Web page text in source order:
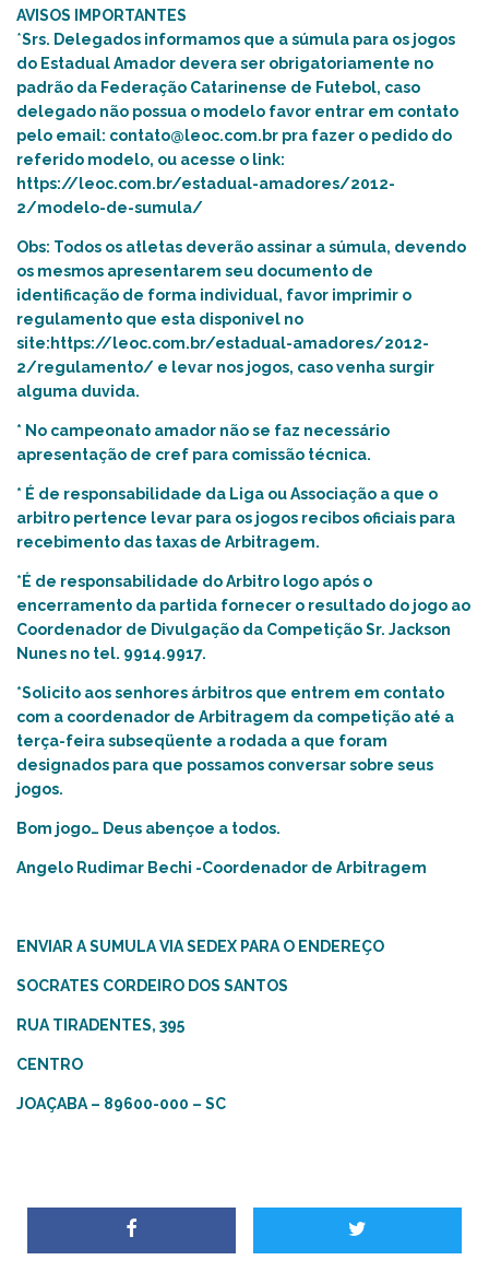
AVISOS IMPORTANTES
*Srs. Delegados informamos que a súmula para os jogos
do Estadual Amador devera ser obrigatoriamente no
padrão da Federação Catarinense de Futebol, caso
delegado não possua o modelo favor entrar em contato
pelo email: contato@leoc.com.br pra fazer o pedido do
referido modelo, ou acesse o link:
https://leoc.com.br/estadual-amadores/2012-
2/modelo-de-sumula/
Obs: Todos os atletas deverão assinar a súmula, devendo
os mesmos apresentarem seu documento de
identificação de forma individual, favor imprimir o
regulamento que esta disponivel no
site: https://leoc.com.br/estadual-amadores/2012-
2/regulamento/ e levar nos jogos, caso venha surgir
alguma duvida.
* No campeonato amador não se faz necessário
apresentação de cref para comissão técnica.
* É de responsabilidade da Liga ou Associação a que o
arbitro pertence levar para os jogos recibos oficiais para
recebimento das taxas de Arbitragem.
*É de responsabilidade do Arbitro logo após o
encerramento da partida fornecer o resultado do jogo ao
Coordenador de Divulgação da Competição Sr. Jackson
Nunes no tel. 9914.9917.
*Solicito aos senhores árbitros que entrem em contato
com a coordenador de Arbitragem da competição até a
terça-feira subseqüente a rodada a que foram
designados para que possamos conversar sobre seus
jogos.
Bom jogo… Deus abençoe a todos.
Angelo Rudimar Bechi -Coordenador de Arbitragem
ENVIAR A SUMULA VIA SEDEX PARA O ENDEREÇO
SOCRATES CORDEIRO DOS SANTOS
RUA TIRADENTES, 395
CENTRO
JOAÇABA – 89600-000 – SC